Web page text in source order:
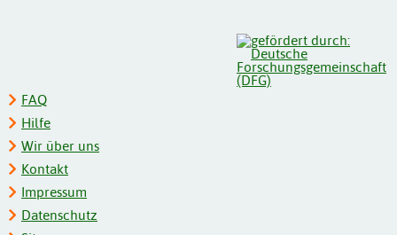
FAQ
Hilfe
Wir über uns
Kontakt
Impressum
Datenschutz